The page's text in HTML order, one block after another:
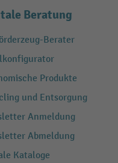
Beratung
Berater
Produkte
und Entsorgung
Anmeldung
Abmeldung
Kataloge